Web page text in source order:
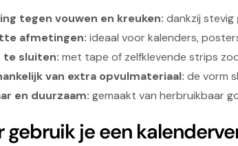
tegen vouwen en kreuken: dankzij
afmetingen: ideaal voor kalenders,
te sluiten: met tape of zelfklevende strips
van extra opvulmateriaal: de vorm
en duurzaam: gemaakt van herbruikbaar
gebruik je een